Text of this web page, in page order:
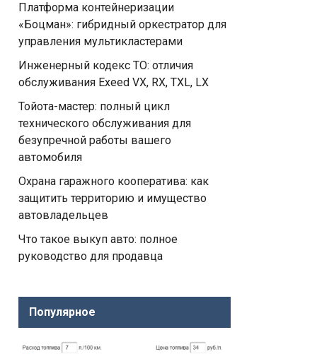
Платформа контейнеризации
«Боцман»: гибридный оркестратор для
управления мультикластерами
Инженерный кодекс ТО: отличия
обслуживания Exeed VX, RX, TXL, LX
Тойота-мастер: полный цикл
технического обслуживания для
безупречной работы вашего
автомобиля
Охрана гаражного кооператива: как
защитить территорию и имущество
автовладельцев
Что такое выкуп авто: полное
руководство для продавца
Популярное